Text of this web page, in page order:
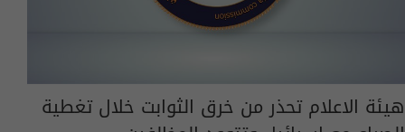
هيئة الاعلام تحذر من خرق الثوابت خلال تغطية